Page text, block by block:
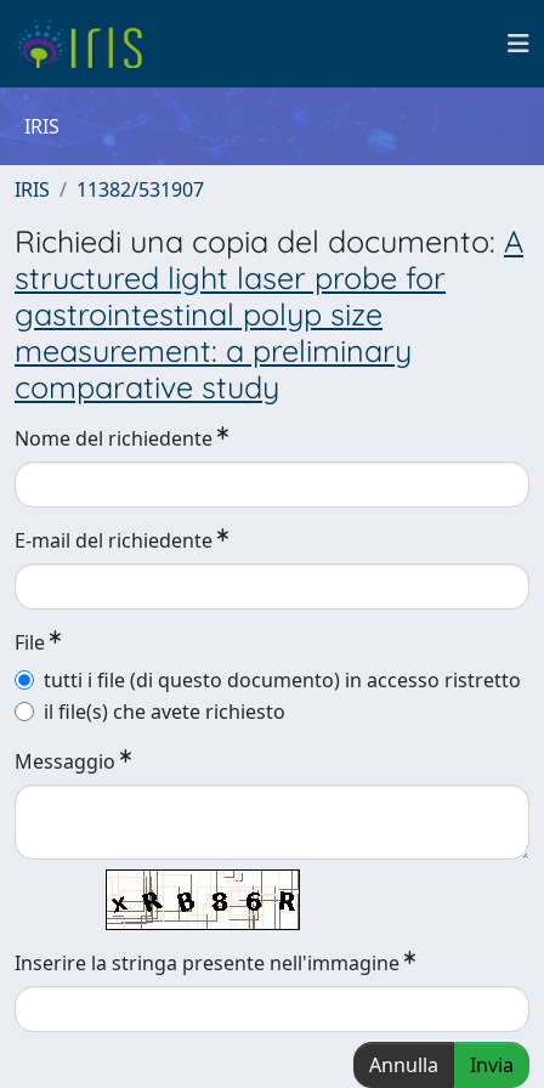
IRIS
IRIS 11382/531907
Richiedi una copia del documento: A
structured light laser probe for
gastrointestinal polyp size
measurement: a preliminary
comparative study
Nome del richiedente
E-mail del richiedente
File
tutti i file (di questo documento) in accesso ristretto
il file(s) che avete richiesto
Messaggio
Inserire la stringa presente nell'immagine
Annulla Invia